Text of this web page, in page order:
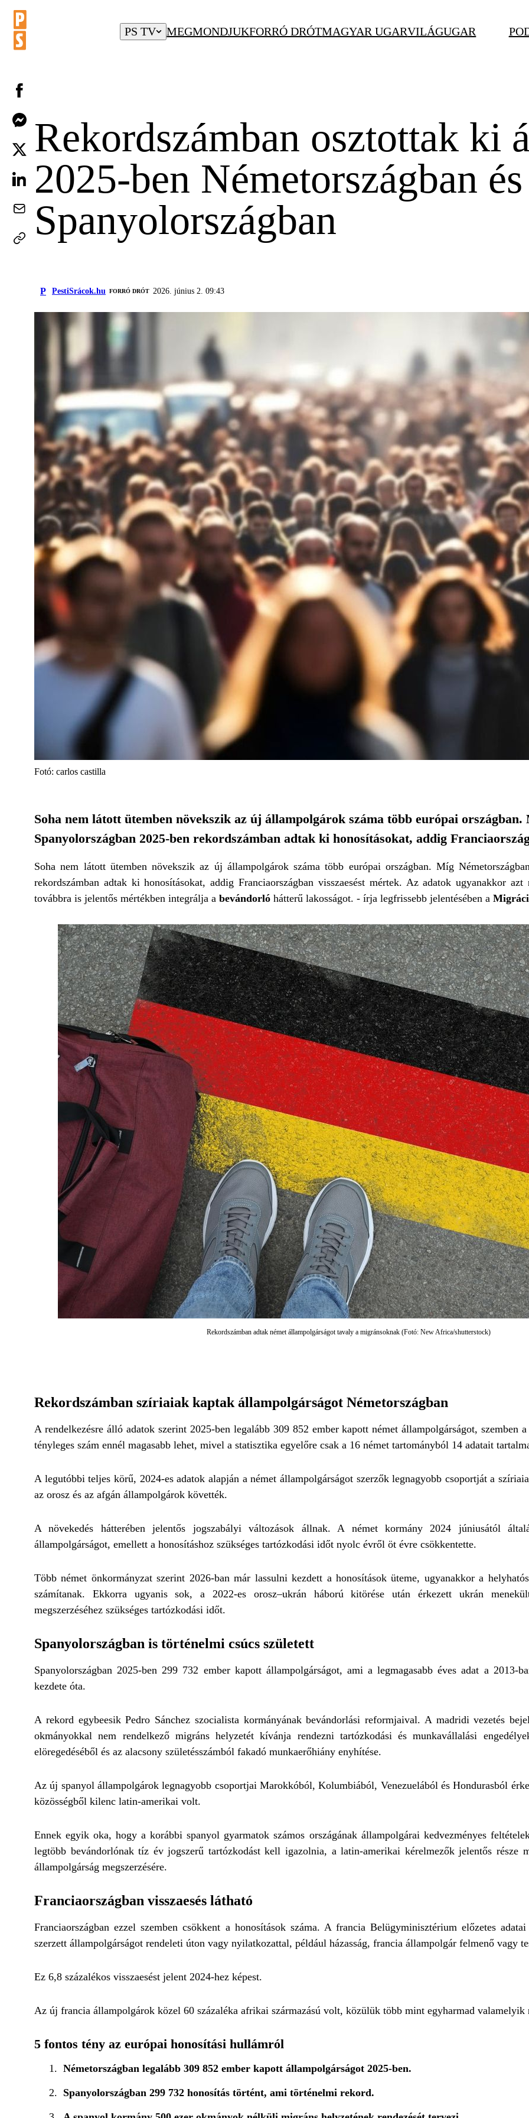
PS TV MEGMONDJUKFORRÓ DRÓTMAGYAR UGARVILÁGUGAR
Rekordszámban osztottak ki
2025-ben Németországban és
Spanyolországban
P PestiSrácok.hu FORRÓ DRÓT 2026. június 2. 09:43
Fotó: carlos castilla
Soha nem látott ütemben növekszik az új állampolgárok száma több európai országban.
Spanyolországban 2025-ben rekordszámban adtak ki honosításokat, addig
Soha nem látott ütemben növekszik az új állampolgárok száma több európai országban. Míg
rekordszámban adtak ki honosításokat, addig Franciaországban visszaesést mértek. Az adatok ugyanakkor
továbbra is jelentős mértékben integrálja a bevándorló hátterű lakosságot. - írja legfrissebb jelentésében a
Rekordszámban adtak német állampolgárságot tavaly a migránsoknak (Fotó: New Africa/shutterstock)
Rekordszámban szíriaiak kaptak állampolgárságot Németországban
A rendelkezésre álló adatok szerint 2025-ben legalább 309 852 ember kapott német állampolgárságot, szemben
tényleges szám ennél magasabb lehet, mivel a statisztika egyelőre csak a 16 német tartományból 14 adatait
A legutóbbi teljes körű, 2024-es adatok alapján a német állampolgárságot szerzők legnagyobb csoportját a
az orosz és az afgán állampolgárok követték.
A növekedés hátterében jelentős jogszabályi változások állnak. A német kormány 2024 júniusától
állampolgárságot, emellett a honosításhoz szükséges tartózkodási időt nyolc évről öt évre csökkentette.
Több német önkormányzat szerint 2026-ban már lassulni kezdett a honosítások üteme, ugyanakkor a
számítanak. Ekkorra ugyanis sok, a 2022-es orosz–ukrán háború kitörése után érkezett ukrán
megszerzéséhez szükséges tartózkodási időt.
Spanyolországban is történelmi csúcs született
Spanyolországban 2025-ben 299 732 ember kapott állampolgárságot, ami a legmagasabb éves adat a 2013-
kezdete óta.
A rekord egybeesik Pedro Sánchez szocialista kormányának bevándorlási reformjaival. A madridi vezetés
okmányokkal nem rendelkező migráns helyzetét kívánja rendezni tartózkodási és munkavállalási
elöregedéséből és az alacsony születésszámból fakadó munkaerőhiány enyhítése.
Az új spanyol állampolgárok legnagyobb csoportjai Marokkóból, Kolumbiából, Venezuelából és Hondurasból
közösségből kilenc latin-amerikai volt.
Ennek egyik oka, hogy a korábbi spanyol gyarmatok számos országának állampolgárai kedvezményes
legtöbb bevándorlónak tíz év jogszerű tartózkodást kell igazolnia, a latin-amerikai kérelmezők jelentős része
állampolgárság megszerzésére.
Franciaországban visszaesés látható
Franciaországban ezzel szemben csökkent a honosítások száma. A francia Belügyminisztérium előzetes
szerzett állampolgárságot rendeleti úton vagy nyilatkozattal, például házasság, francia állampolgár felmenő vagy
Ez 6,8 százalékos visszaesést jelent 2024-hez képest.
Az új francia állampolgárok közel 60 százaléka afrikai származású volt, közülük több mint egyharmad valamelyik
5 fontos tény az európai honosítási hullámról
Németországban legalább 309 852 ember kapott állampolgárságot 2025-ben.
Spanyolországban 299 732 honosítás történt, ami történelmi rekord.